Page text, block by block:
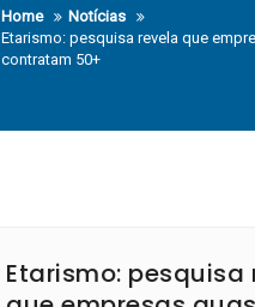
Home
Notícias
Etarismo: pesquisa revela que
contratam 50+
Etarismo: pesquisa